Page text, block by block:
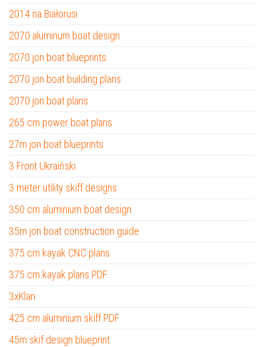
2014 na Białorusi
2070 aluminum boat design
2070 jon boat blueprints
2070 jon boat building plans
2070 jon boat plans
265 cm power boat plans
27m jon boat blueprints
3 Front Ukraiński
3 meter utility skiff designs
350 cm aluminium boat design
35m jon boat construction guide
375 cm kayak CNC plans
375 cm kayak plans PDF
3xKlan
425 cm aluminium skiff PDF
45m skif design blueprint